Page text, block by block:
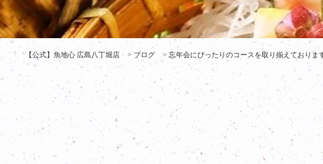
【公式】魚地心 広島八丁堀店 > ブログ > 忘年会にぴったりのコースを取り揃えておりま